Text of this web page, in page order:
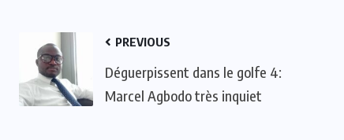
PREVIOUS
Déguerpissent dans le golfe 4:
Marcel Agbodo très inquiet
l’Adjafi Fashion Day 2025
réinvente la mode avec panache et
patrimoine